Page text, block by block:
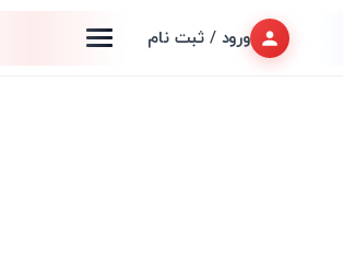
ورود / ثبت نام